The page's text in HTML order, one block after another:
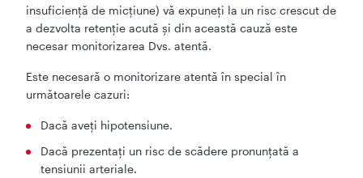
insuficienţă de micţiune) vă expuneţi la un risc crescut de
a dezvolta retenţie acută şi din această cauză este
necesar monitorizarea Dvs. atentă.
Este necesară o monitorizare atentă în special în
următoarele cazuri:
Dacă aveţi hipotensiune.
Dacă prezentaţi un risc de scădere pronunţată a
tensiunii arteriale.